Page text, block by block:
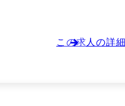
この求人の詳